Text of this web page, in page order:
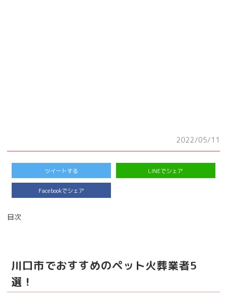
2022/05/11
ツイートする LINEでシェア
Facebookでシェア
目次
川口市でおすすめのペット火葬業者5
選！